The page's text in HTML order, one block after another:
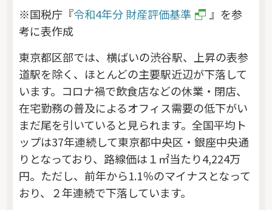
※国税庁『令和4年分 財産評価基準
』を参
考に表作成
東京都区部では、横ばいの渋谷駅、上昇の表参
道駅を除く、ほとんどの主要駅近辺が下落して
います。コロナ禍で飲食店などの休業・閉店、
在宅勤務の普及によるオフィス需要の低下がい
まだ尾を引いていると見られます。全国平均ト
ップは37年連続して東京都中央区・銀座中央通
りとなっており、路線価は１㎡当たり4,224万
円。ただし、前年から1.1％のマイナスとなって
おり、２年連続で下落しています。